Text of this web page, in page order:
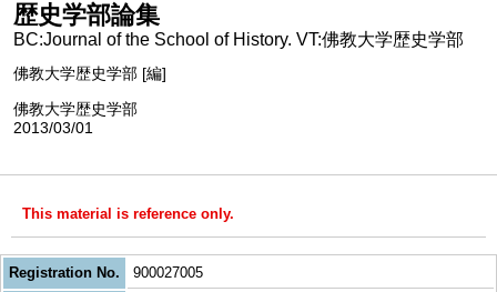
歴史学部論集
BC:Journal of the School of History. VT:佛教大学歴史学部
佛教大学歴史学部 [編]
佛教大学歴史学部
2013/03/01
This material is reference only.
Registration No.
900027005